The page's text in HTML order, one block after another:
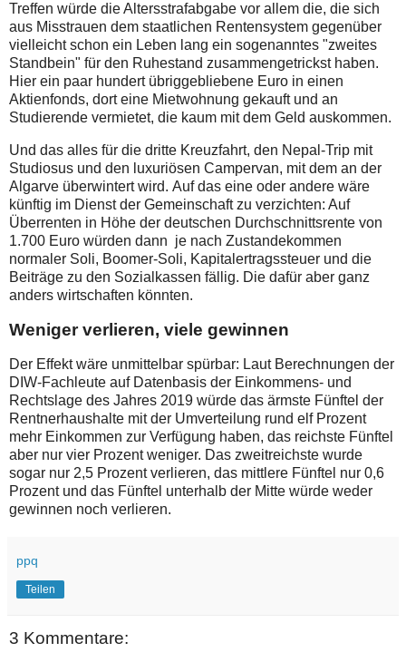
Treffen würde die Altersstrafabgabe vor allem die, die sich
aus Misstrauen dem staatlichen Rentensystem gegenüber
vielleicht schon ein Leben lang ein sogenanntes "zweites
Standbein" für den Ruhestand zusammengetrickst haben.
Hier ein paar hundert übriggebliebene Euro in einen
Aktienfonds, dort eine Mietwohnung gekauft und an
Studierende vermietet, die kaum mit dem Geld auskommen.
Und das alles für die dritte Kreuzfahrt, den Nepal-Trip mit
Studiosus und den luxuriösen Campervan, mit dem an der
Algarve überwintert wird. Auf das eine oder andere wäre
künftig im Dienst der Gemeinschaft zu verzichten: Auf
Überrenten in Höhe der deutschen Durchschnittsrente von
1.700 Euro würden dann je nach Zustandekommen
normaler Soli, Boomer-Soli, Kapitalertragssteuer und die
Beiträge zu den Sozialkassen fällig. Die dafür aber ganz
anders wirtschaften könnten.
Weniger verlieren, viele gewinnen
Der Effekt wäre unmittelbar spürbar: Laut Berechnungen der
DIW-Fachleute auf Datenbasis der Einkommens- und
Rechtslage des Jahres 2019 würde das ärmste Fünftel der
Rentnerhaushalte mit der Umverteilung rund elf Prozent
mehr Einkommen zur Verfügung haben, das reichste Fünftel
aber nur vier Prozent weniger. Das zweitreichste wurde
sogar nur 2,5 Prozent verlieren, das mittlere Fünftel nur 0,6
Prozent und das Fünftel unterhalb der Mitte würde weder
gewinnen noch verlieren.
ppq
Teilen
3 Kommentare: